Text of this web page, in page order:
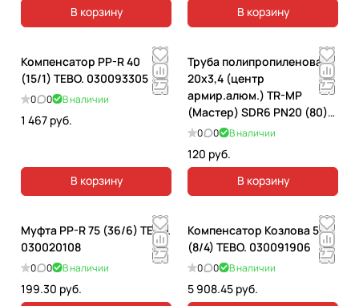
В корзину
В корзину
Компенсатор PP-R 40
(15/1) TEBO. 030093305
0 0 В наличии
1 467 руб.
В корзину
Труба полипропиленовая
20х3,4 (центр
армир.алюм.) TR-MP
(Мастер) SDR6 PN20 (80)
TEBO. 030010702
0 0 В наличии
120 руб.
В корзину
Муфта PP-R 75 (36/6) TEBO.
030020108
0 0 В наличии
199.30 руб.
Компенсатор Козлова 50
(8/4) TEBO. 030091906
0 0 В наличии
5 908.45 руб.